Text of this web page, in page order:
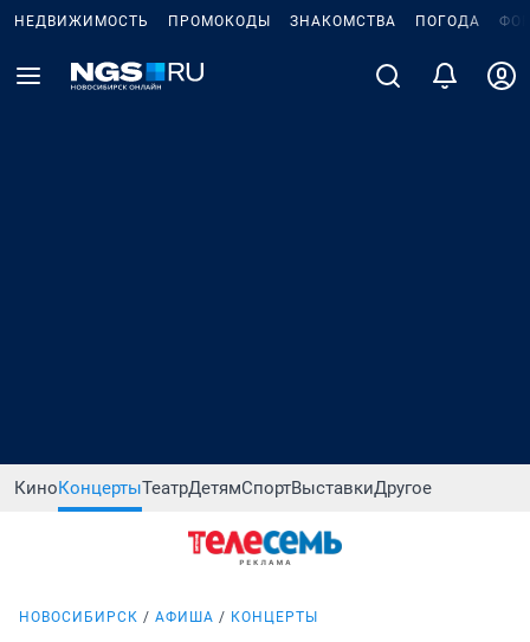
НЕДВИЖИМОСТЬ ПРОМОКОДЫ ЗНАКОМСТВА ПОГОДА
КиноКонцертыТеатрДетямСпортВыставкиДругое
НОВОСИБИРСК АФИША КОНЦЕРТЫ